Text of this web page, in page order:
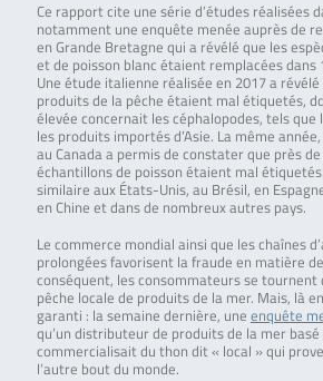
Ce rapport cite une série d’études réalisées
notamment une enquête menée auprès de
en Grande Bretagne qui a révélé que les
et de poisson blanc étaient remplacées dans
Une étude italienne réalisée en 2017 a révélé
produits de la pêche étaient mal étiquetés,
élevée concernait les céphalopodes, tels que
les produits importés d’Asie. La même
au Canada a permis de constater que près
échantillons de poisson étaient mal
similaire aux États-Unis, au Brésil, en
en Chine et dans de nombreux autres pays.
Le commerce mondial ainsi que les chaînes
prolongées favorisent la fraude en matière
conséquent, les consommateurs se tournent
pêche locale de produits de la mer. Mais, là
garanti : la semaine dernière, une enquête
qu’un distributeur de produits de la mer basé
commercialisait du thon dit « local » qui
l’autre bout du monde.